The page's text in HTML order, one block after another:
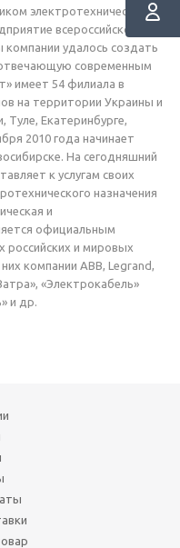
электротехнической
всероссийского
удалось создать
современным
имеет 54 филиала в
на территории Украины и
Туле, Екатеринбурге,
2010 года начинает
На сегодняшний
к услугам своих
назначения
и
официальным
и мировых
компании АВВ, Legrand,
«Электрокабель»
и др.